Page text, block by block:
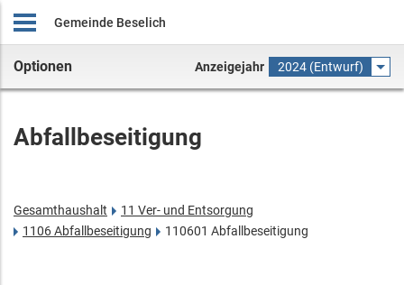
Gemeinde Beselich
Optionen Anzeigejahr 2024 (Entwurf)
Abfallbeseitigung
Gesamthaushalt
11 Ver- und Entsorgung
1106 Abfallbeseitigung
110601 Abfallbeseitigung